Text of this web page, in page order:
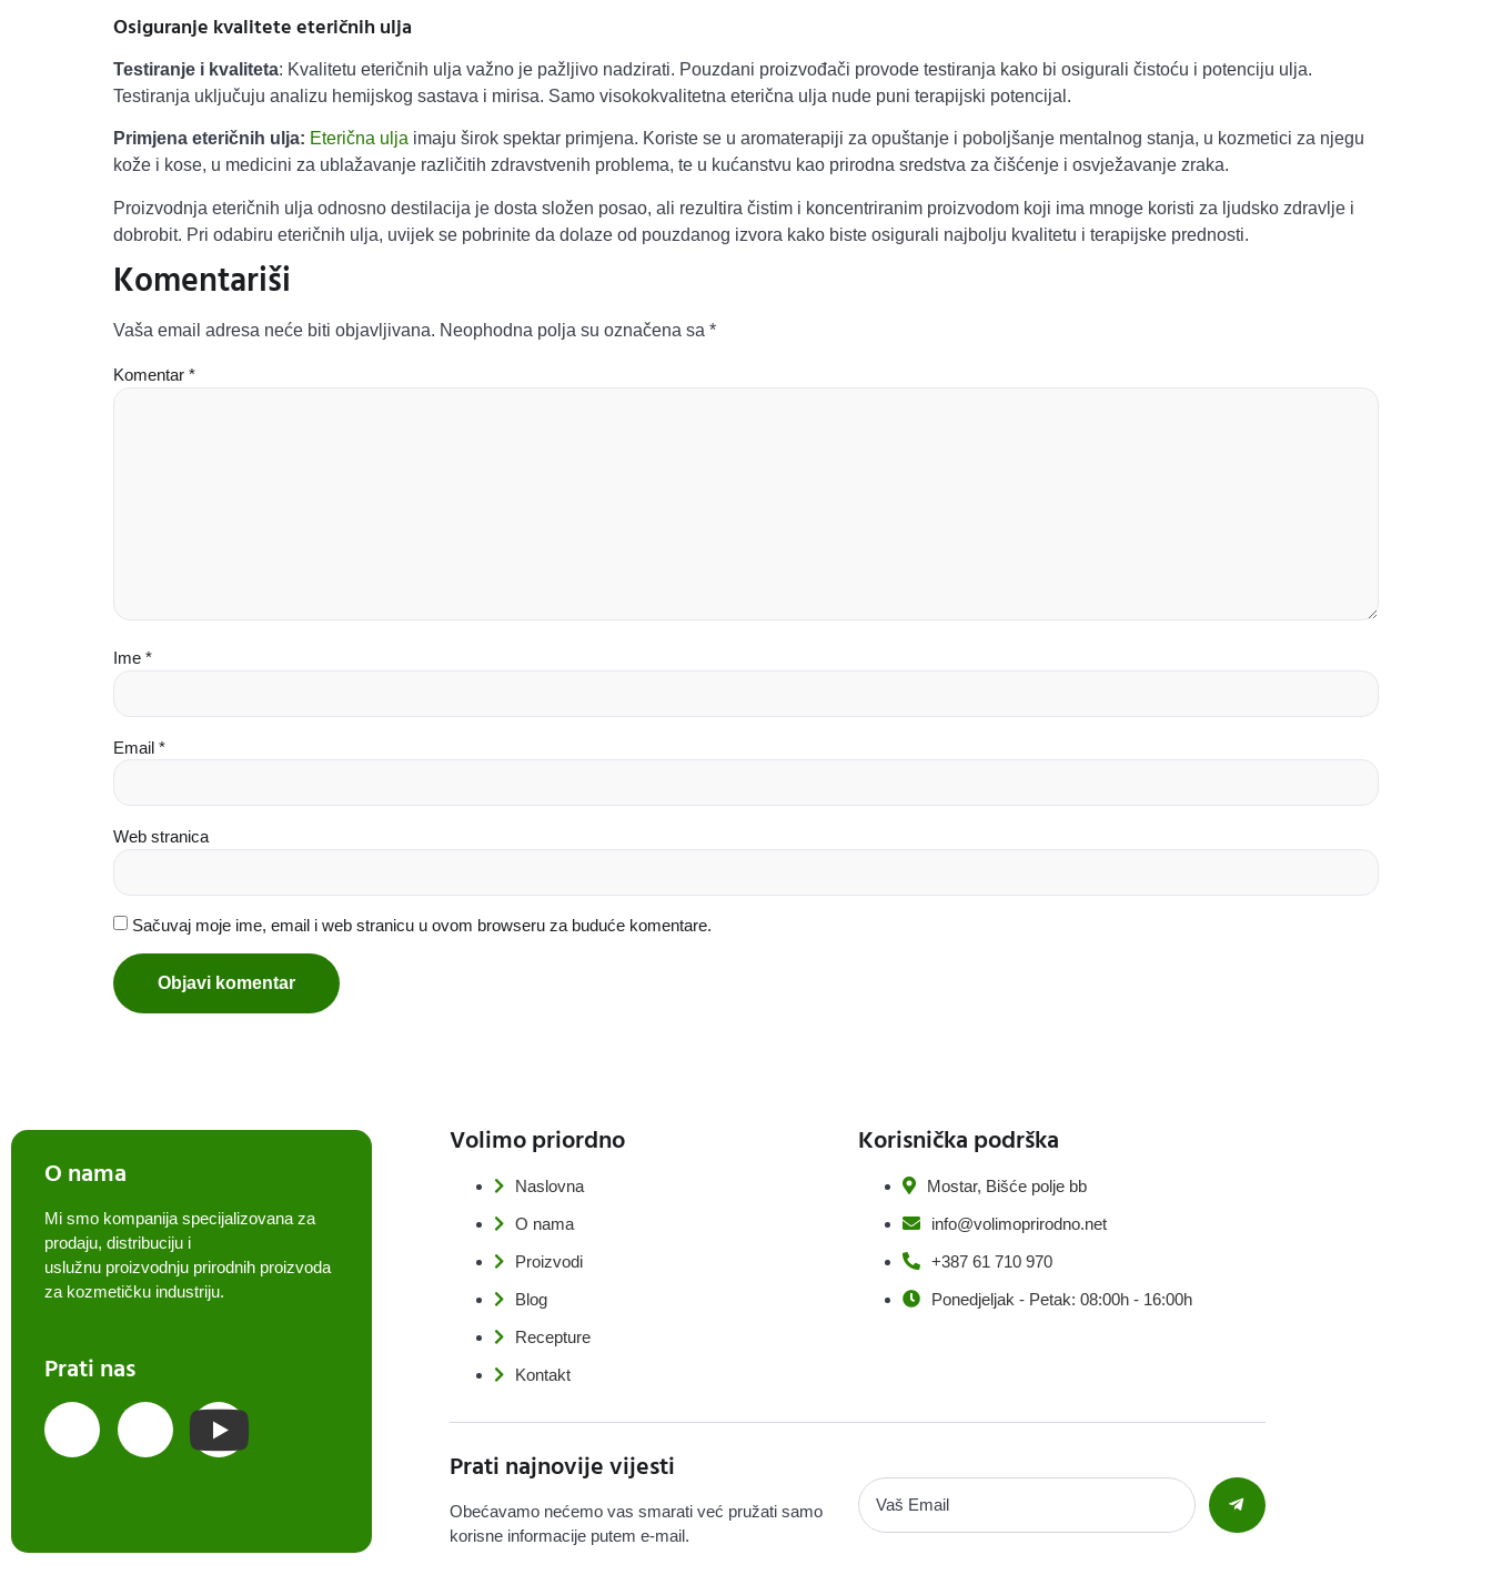
Osiguranje kvalitete eteričnih ulja
Testiranje i kvaliteta: Kvalitetu eteričnih ulja važno je pažljivo nadzirati. Pouzdani proizvođači provode testiranja kako bi osigurali čistoću i potenciju ulja.
Testiranja uključuju analizu hemijskog sastava i mirisa. Samo visokokvalitetna eterična ulja nude puni terapijski potencijal.
Primjena eteričnih ulja: Eterična ulja imaju širok spektar primjena. Koriste se u aromaterapiji za opuštanje i poboljšanje mentalnog stanja, u kozmetici za njegu
kože i kose, u medicini za ublažavanje različitih zdravstvenih problema, te u kućanstvu kao prirodna sredstva za čišćenje i osvježavanje zraka.
Proizvodnja eteričnih ulja odnosno destilacija je dosta složen posao, ali rezultira čistim i koncentriranim proizvodom koji ima mnoge koristi za ljudsko zdravlje i
dobrobit. Pri odabiru eteričnih ulja, uvijek se pobrinite da dolaze od pouzdanog izvora kako biste osigurali najbolju kvalitetu i terapijske prednosti.
Komentariši
Vaša email adresa neće biti objavljivana. Neophodna polja su označena sa *
Komentar *
Ime *
Email *
Web stranica
Sačuvaj moje ime, email i web stranicu u ovom browseru za buduće komentare.
O nama
Mi smo kompanija specijalizovana za
prodaju, distribuciju i
uslužnu proizvodnju prirodnih proizvoda
za kozmetičku industriju.
Prati nas
Volimo priordno
Naslovna
O nama
Proizvodi
Blog
Recepture
Kontakt
Korisnička podrška
Mostar, Bišće polje bb
info@volimoprirodno.net
+387 61 710 970
Ponedjeljak - Petak: 08:00h - 16:00h
Prati najnovije vijesti
Obećavamo nećemo vas smarati već pružati samo
korisne informacije putem e-mail.